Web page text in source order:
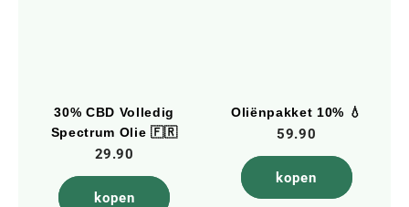
30% CBD Volledig
Spectrum Olie 🇫🇷
29.90
kopen
Oliënpakket 10% 💧
59.90
kopen